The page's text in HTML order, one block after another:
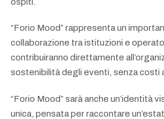
“Forio Mood” rappresenta un
collaborazione tra istituzioni e
contribuiranno direttamente
sostenibilità degli eventi, senza costi
“Forio Mood” sarà anche un’identità
unica, pensata per raccontare